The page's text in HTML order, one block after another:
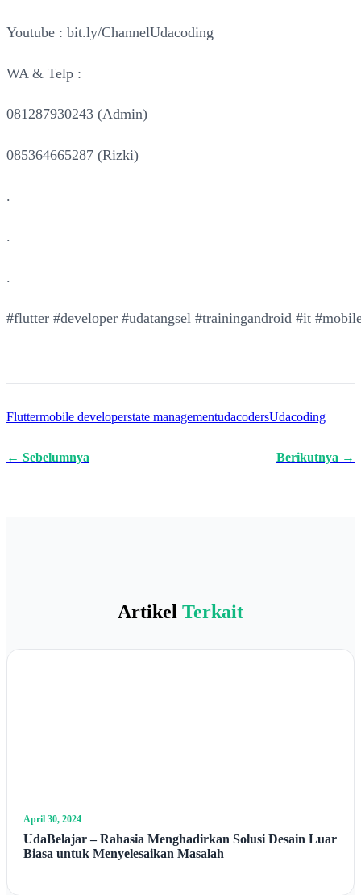
Youtube : bit.ly/ChannelUdacoding
WA & Telp :
081287930243 (Admin)
085364665287 (Rizki)
.
.
.
#flutter #developer #udatangsel #trainingandroid #it
Fluttermobile developerstate managementudacodersUdacoding
← Sebelumnya Berikutnya →
Artikel Terkait
April 30, 2024
UdaBelajar – Rahasia Menghadirkan Solusi Desain Luar
Biasa untuk Menyelesaikan Masalah